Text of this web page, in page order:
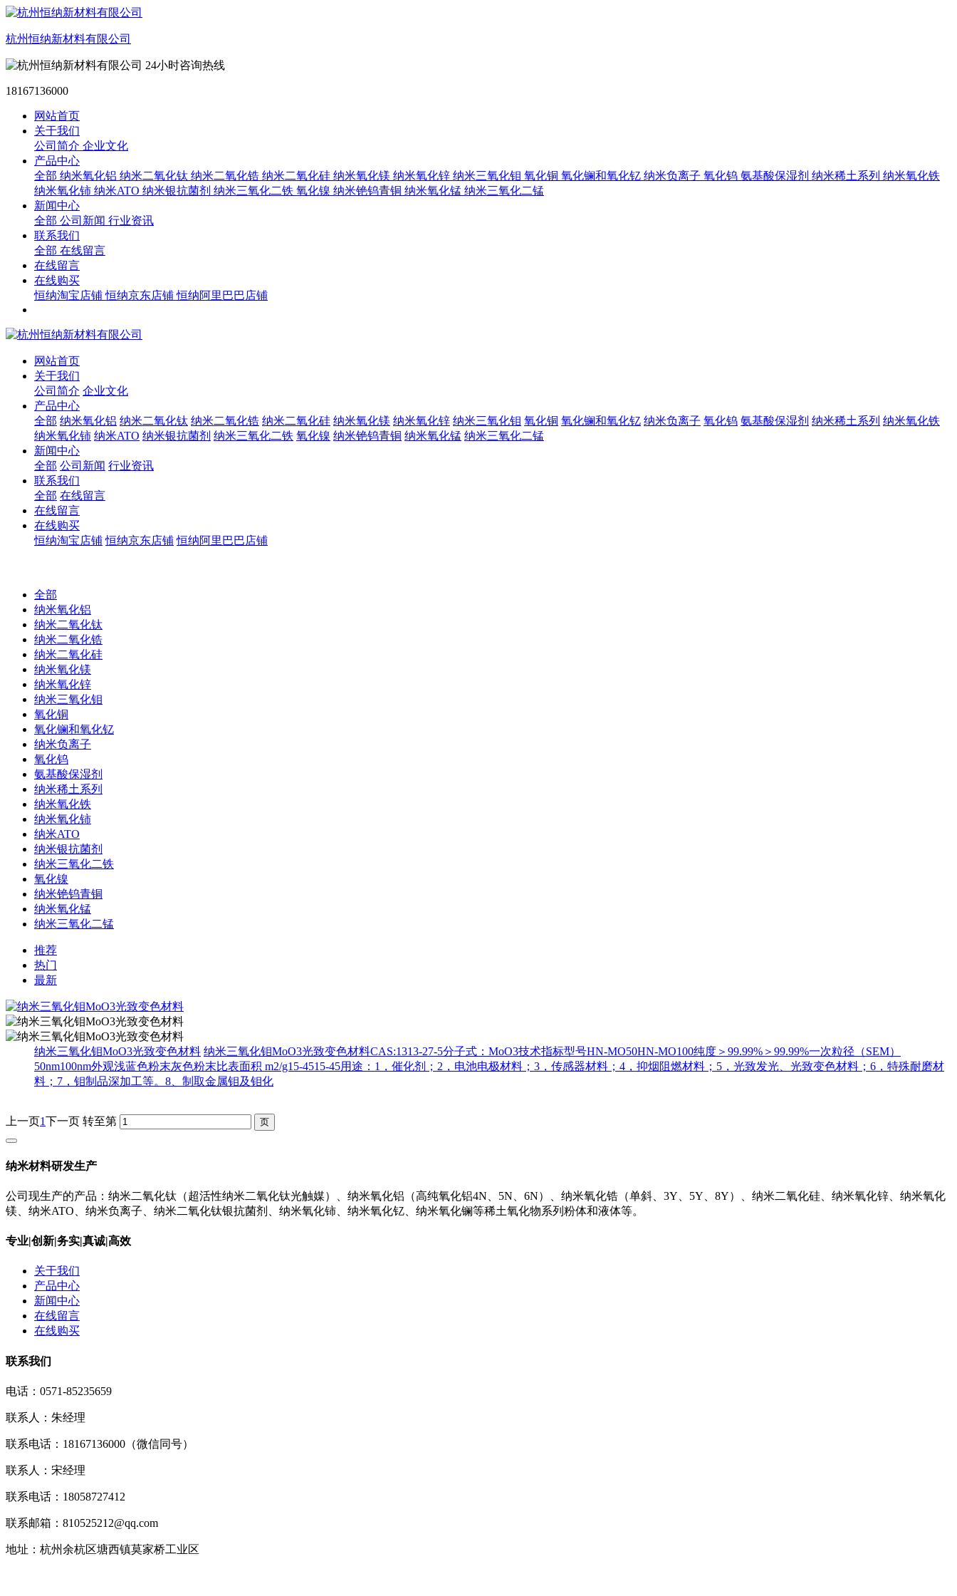
杭州恒纳新材料有限公司
24小时咨询热线
18167136000
网站首页
关于我们
公司简介 企业文化
产品中心
全部 纳米氧化铝 纳米二氧化钛 纳米二氧化锆 纳米二氧化硅 纳米氧化镁 纳米氧化锌 纳米三氧化钼 氧化铜 氧化镧和氧化钇 纳米负离子 氧化钨 氨基酸保湿剂 纳米稀土系列 纳米氧化铁
纳米氧化铈 纳米ATO 纳米银抗菌剂 纳米三氧化二铁 氧化镍 纳米铯钨青铜 纳米氧化锰 纳米三氧化二锰
新闻中心
全部 公司新闻 行业资讯
联系我们
全部 在线留言
在线留言
在线购买
恒纳淘宝店铺 恒纳京东店铺 恒纳阿里巴巴店铺
网站首页
关于我们
公司简介 企业文化
产品中心
全部 纳米氧化铝 纳米二氧化钛 纳米二氧化锆 纳米二氧化硅 纳米氧化镁 纳米氧化锌 纳米三氧化钼 氧化铜 氧化镧和氧化钇 纳米负离子 氧化钨 氨基酸保湿剂 纳米稀土系列 纳米氧化铁
纳米氧化铈 纳米ATO 纳米银抗菌剂 纳米三氧化二铁 氧化镍 纳米铯钨青铜 纳米氧化锰 纳米三氧化二锰
新闻中心
全部 公司新闻 行业资讯
联系我们
全部 在线留言
在线留言
在线购买
恒纳淘宝店铺 恒纳京东店铺 恒纳阿里巴巴店铺
全部
纳米氧化铝
纳米二氧化钛
纳米二氧化锆
纳米二氧化硅
纳米氧化镁
纳米氧化锌
纳米三氧化钼
氧化铜
氧化镧和氧化钇
纳米负离子
氧化钨
氨基酸保湿剂
纳米稀土系列
纳米氧化铁
纳米氧化铈
纳米ATO
纳米银抗菌剂
纳米三氧化二铁
氧化镍
纳米铯钨青铜
纳米氧化锰
纳米三氧化二锰
推荐
热门
最新
纳米三氧化钼MoO3光致变色材料 纳米三氧化钼MoO3光致变色材料CAS:1313-27-5分子式：MoO3技术指标型号HN-MO50HN-MO100纯度＞99.99%＞99.99%一次粒径（SEM）
50nm100nm外观浅蓝色粉末灰色粉末比表面积 m2/g15-4515-45用途：1，催化剂；2，电池电极材料；3，传感器材料；4，抑烟阻燃材料；5，光致发光、光致变色材料；6，特殊耐磨材
料；7，钼制品深加工等。8、制取金属钼及钼化
上一页1下一页 转至第
纳米材料研发生产
公司现生产的产品：纳米二氧化钛（超活性纳米二氧化钛光触媒）、纳米氧化铝（高纯氧化铝4N、5N、6N）、纳米氧化锆（单斜、3Y、5Y、8Y）、纳米二氧化硅、纳米氧化锌、纳米氧化
镁、纳米ATO、纳米负离子、纳米二氧化钛银抗菌剂、纳米氧化铈、纳米氧化钇、纳米氧化镧等稀土氧化物系列粉体和液体等。
专业|创新|务实|真诚|高效
关于我们
产品中心
新闻中心
在线留言
在线购买
联系我们
电话：0571-85235659
联系人：朱经理
联系电话：18167136000（微信同号）
联系人：宋经理
联系电话：18058727412
联系邮箱：810525212@qq.com
地址：杭州余杭区塘西镇莫家桥工业区